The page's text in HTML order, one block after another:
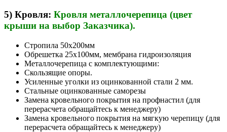
5) Кровля: Кровля металлочерепица (цвет
крыши на выбор Заказчика).
Стропила 50х200мм
Обрешетка 25х100мм, мембрана гидроизоляция
Металлочерепица с комплектующими:
Скользящие опоры.
Усиленные уголки из оцинкованной стали 2 мм.
Стальные оцинкованные саморезы
Замена кровельного покрытия на профнастил (для
перерасчета обращайтесь к менеджеру)
Замена кровельного покрытия на мягкую черепицу (для
перерасчета обращайтесь к менеджеру)